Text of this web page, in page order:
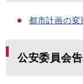
都市計画の変
公安委員会